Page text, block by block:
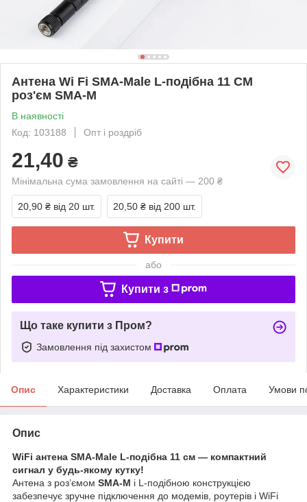
Антена Wi Fi SMA-Male L-подібна 11 СМ
роз'єм SMA-M
В наявності
Код: 103188
Опт і роздріб
21,40 ₴
Мінімальна сума замовлення на сайті — 200 ₴
20,90 ₴ від 20 шт. 20,50 ₴ від 200 шт.
Купити
або
Купити з
Що таке купити з Пром?
Замовлення під захистом
Опис Характеристики Доставка Оплата Умови
Опис
WiFi антена SMA-Male L-подібна 11 см — компактний
сигнал у будь-якому кутку!
Антена з роз’ємом SMA-M і L-подібною конструкцією
забезпечує зручне підключення до модемів, роутерів і WiFi